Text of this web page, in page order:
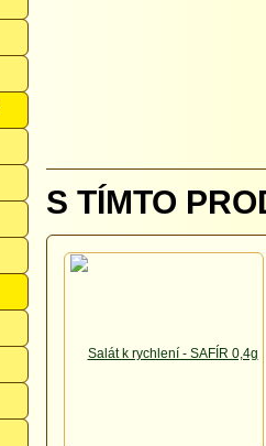
S TÍMTO